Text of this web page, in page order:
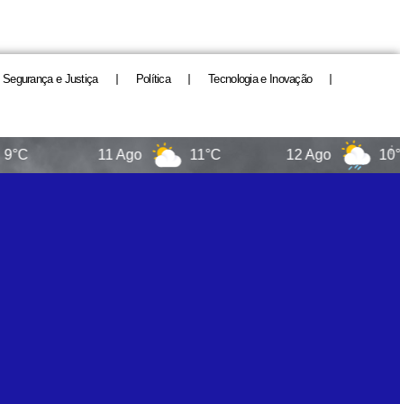
Segurança e Justiça Política Tecnologia e Inovação
11°C 10°C